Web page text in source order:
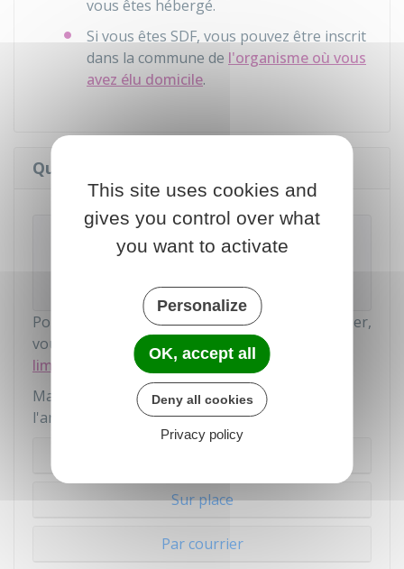
vous êtes hébergé.
Si vous êtes SDF, vous pouvez être inscrit
dans la commune de l'organisme où vous
avez élu domicile.
Quand et comment s'inscrire ?
pour les personnes suivantes :
Pour voter lors d'une autre élection en particulier,
vous devez vous inscrire
avant une autre date
limite
Mais vous pouvez vous inscrire tout au long de
l'année :
Sur place
Par courrier
This site uses cookies and
gives you control over what
you want to activate
Personalize
OK, accept all
Deny all cookies
Privacy policy